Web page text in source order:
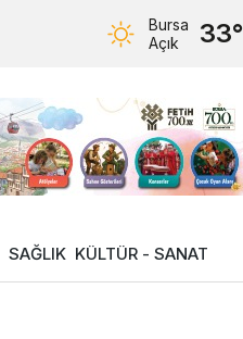
Bursa
Açık
33°
SAĞLIK KÜLTÜR - SANAT